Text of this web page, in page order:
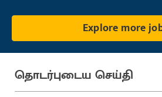
Explore more
தொடர்புடைய செய்தி